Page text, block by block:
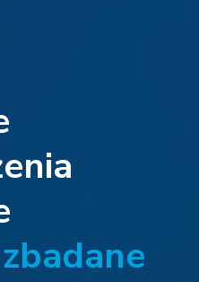
zbadane